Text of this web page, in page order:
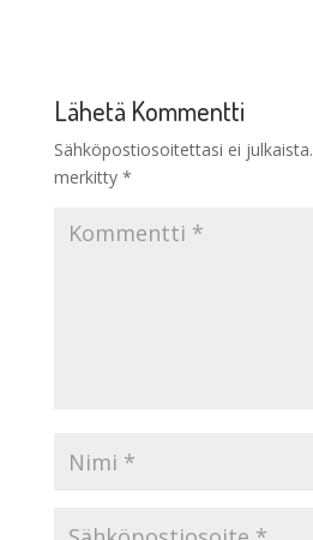
Lähetä Kommentti
Sähköpostiosoitettasi ei julkaista.
merkitty *